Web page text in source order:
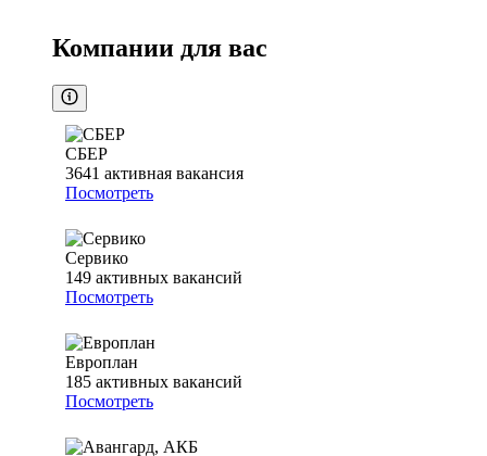
Компании для вас
СБЕР
3641 активная вакансия
Посмотреть
Сервико
149 активных вакансий
Посмотреть
Европлан
185 активных вакансий
Посмотреть